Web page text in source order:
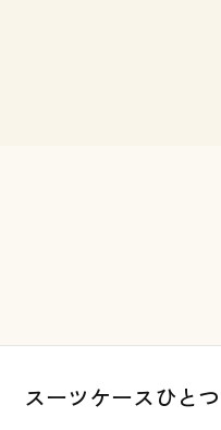
スーツケースひと